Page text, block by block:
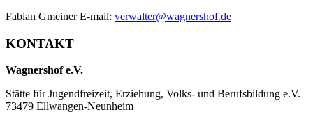
Fabian Gmeiner E-mail: verwalter@wagnershof.de
KONTAKT
Wagnershof e.V.
Stätte für Jugendfreizeit, Erziehung, Volks- und Berufsbildung e.V.
73479 Ellwangen-Neunheim